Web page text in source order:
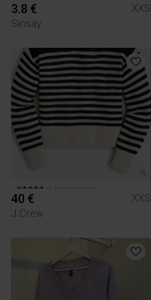
3.8 €
XXS
Sinsay
40 €
XXS
J.Crew